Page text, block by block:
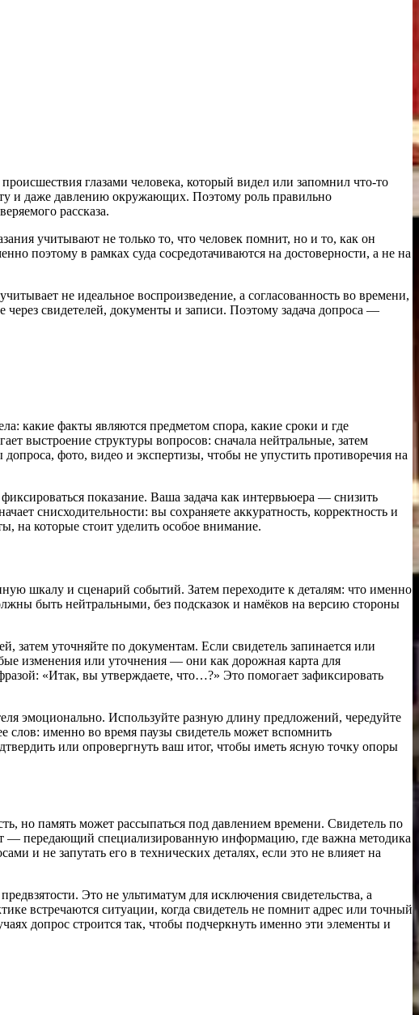
глазами человека, который видел или запомнил что-то
и даже давлению окружающих. Поэтому роль правильно
рассказа.
учитывают не только то, что человек помнит, но и то, как он
поэтому в рамках суда сосредотачиваются на достоверности, а не на
не идеальное воспроизведение, а согласованность во времени,
свидетелей, документы и записи. Поэтому задача допроса —
какие факты являются предметом спора, какие сроки и где
выстроение структуры вопросов: сначала нейтральные, затем
фото, видео и экспертизы, чтобы не упустить противоречия на
показание. Ваша задача как интервьюера — снизить
снисходительности: вы сохраняете аккуратность, корректность и
на которые стоит уделить особое внимание.
шкалу и сценарий событий. Затем переходите к деталям: что именно
быть нейтральными, без подсказок и намёков на версию стороны
затем уточняйте по документам. Если свидетель запинается или
изменения или уточнения — они как дорожная карта для
«Итак, вы утверждаете, что…?» Это помогает зафиксировать
эмоционально. Используйте разную длину предложений, чередуйте
именно во время паузы свидетель может вспомнить
или опровергнуть ваш итог, чтобы иметь ясную точку опоры
но память может рассыпаться под давлением времени. Свидетель по
— передающий специализированную информацию, где важна методика
и не запутать его в технических деталях, если это не влияет на
Это не ультиматум для исключения свидетельства, а
встречаются ситуации, когда свидетель не помнит адрес или точный
допрос строится так, чтобы подчеркнуть именно эти элементы и